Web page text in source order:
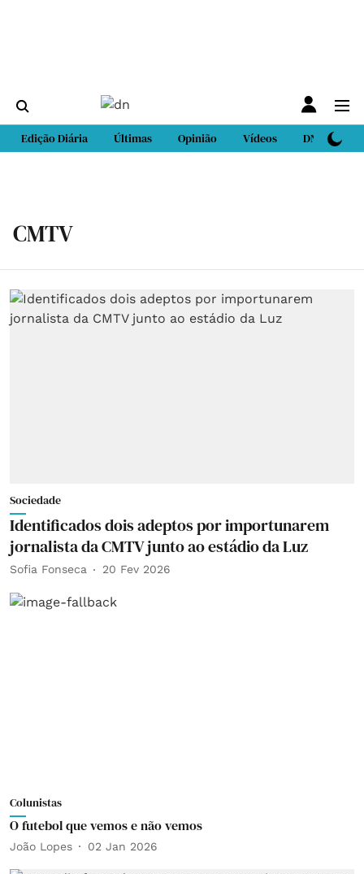
Edição Diária Últimas Opinião Vídeos DN Sport
CMTV
Sociedade
Identificados dois adeptos por importunarem
jornalista da CMTV junto ao estádio da Luz
Sofia Fonseca 20 Fev 2026
Colunistas
O futebol que vemos e não vemos
João Lopes 02 Jan 2026